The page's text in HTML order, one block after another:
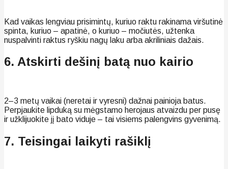
Kad vaikas lengviau prisimintų, kuriuo raktu rakinama viršutinė
spinta, kuriuo – apatinė, o kuriuo – močiutės, užtenka
nuspalvinti raktus ryškiu nagų laku arba akriliniais dažais.
6. Atskirti dešinį batą nuo kairio
2–3 metų vaikai (neretai ir vyresni) dažnai painioja batus.
Perpjaukite lipduką su mėgstamo herojaus atvaizdu per pusę
ir užklijuokite jį bato viduje – tai visiems palengvins gyvenimą.
7. Teisingai laikyti rašiklį